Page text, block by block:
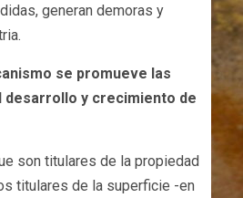
generan demoras y
se promueve las
desarrollo y crecimiento de
son titulares de la propiedad
titulares de la superficie -en